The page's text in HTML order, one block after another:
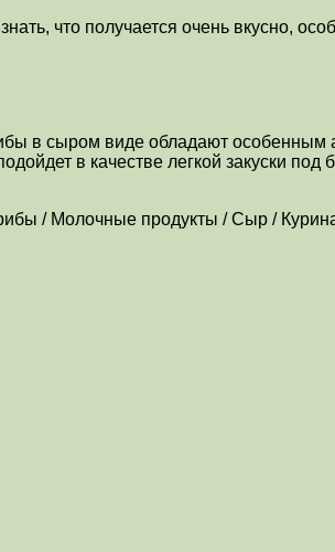
что получается очень вкусно,
в сыром виде обладают
в качестве легкой закуски под
/ Молочные продукты / Сыр /